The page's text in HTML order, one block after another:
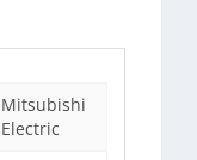
Mitsubishi
Electric